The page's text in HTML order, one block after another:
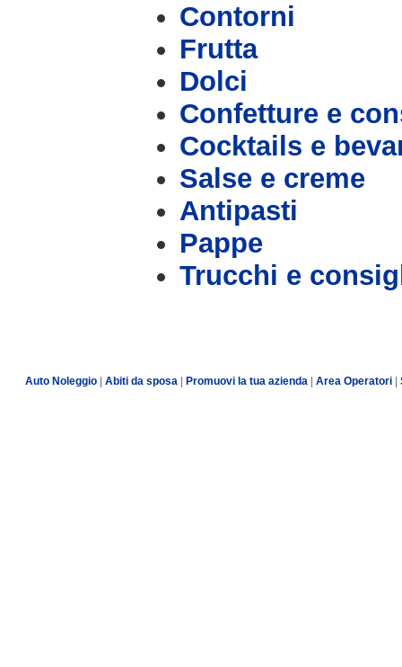
Contorni
Frutta
Dolci
Confetture e
Cocktails e
Salse e creme
Antipasti
Pappe
Trucchi e
Auto Noleggio Abiti da sposa Promuovi la tua azienda Area Operatori